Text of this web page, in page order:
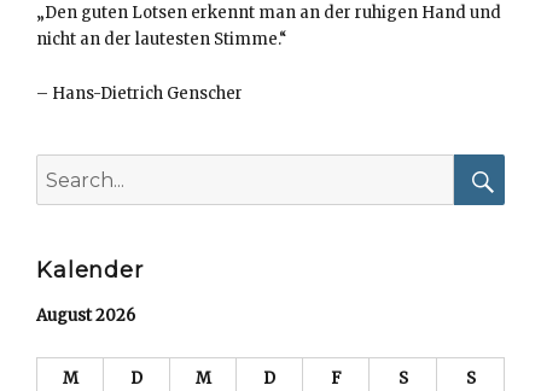
„Den guten Lotsen erkennt man an der ruhigen Hand und
nicht an der lautesten Stimme.“
– Hans-Dietrich Genscher
for:
Kalender
August 2026
M D M D F S S